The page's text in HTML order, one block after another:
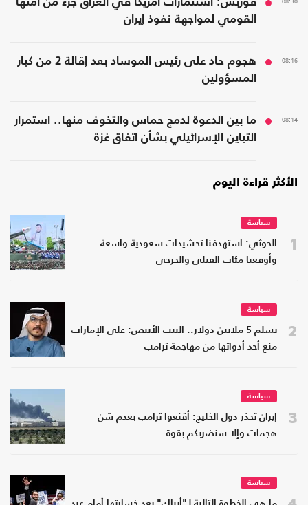
القومي لمواجهة نفوذ إيران
08:16
هجوم حاد على رئيس الموساد بعد إقالة 2 من كبار
المسؤولين
08:14
ما بين الدعوة لدمج حماس والتخوف منها.. استمرار
التباين الإسرائيلي بشأن اتفاق غزة
الأكثر قراءة اليوم
1
سياسة
الحوثي: استهدفنا تحشيدات سعودية واسعة
وأوقعنا مئات القتلى والجرحى
2
سياسة
تسلم 5 ملايين دولار.. البيت الأبيض: على الإمارات
منع أحد أدواتها من مهاجمة ترامب
3
سياسة
إيران تحذر دول الخليج: أقنعوا ترامب بعدم شن
هجمات وإلا سنضربكم بقوة
سياسة